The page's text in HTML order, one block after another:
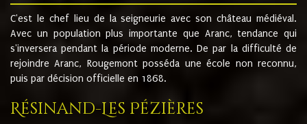
C'est le chef lieu de la seigneurie avec son château médiéval.
Avec un population plus importante que Aranc, tendance qui
s'inversera pendant la période moderne. De par la difficulté de
rejoindre Aranc, Rougemont posséda une école non reconnu,
puis par décision officielle en 1868.
Résinand-Les Pézières